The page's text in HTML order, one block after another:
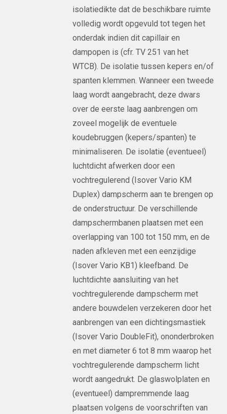
isolatiedikte dat de beschikbare ruimte
volledig wordt opgevuld tot tegen het
onderdak indien dit capillair en
dampopen is (cfr. TV 251 van het
WTCB). De isolatie tussen kepers en/of
spanten klemmen. Wanneer een tweede
laag wordt aangebracht, deze dwars
over de eerste laag aanbrengen om
zoveel mogelijk de eventuele
koudebruggen (kepers/spanten) te
minimaliseren. De isolatie (eventueel)
luchtdicht afwerken door een
vochtregulerend (Isover Vario KM
Duplex) dampscherm aan te brengen op
de onderstructuur. De verschillende
dampschermbanen plaatsen met een
overlapping van 100 tot 150 mm, en de
naden afkleven met een eenzijdige
(Isover Vario KB1) kleefband. De
luchtdichte aansluiting van het
vochtregulerende dampscherm met
andere bouwdelen verzekeren door het
aanbrengen van een dichtingsmastiek
(Isover Vario DoubleFit), ononderbroken
en met diameter 6 tot 8 mm waarop het
vochtregulerende dampscherm licht
wordt aangedrukt. De glaswolplaten en
(eventueel) dampremmende laag
plaatsen volgens de voorschriften van